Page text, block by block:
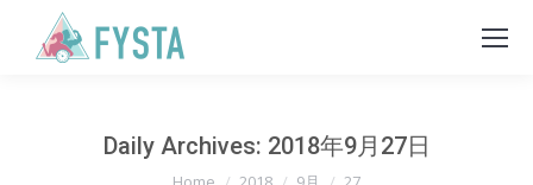
Daily Archives: 2018年9月27日
You are here: